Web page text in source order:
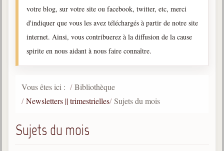
But des manifestations spirites
Esprits
Médiums
Les hommes
Allan Kardec
Léon Denis
1846-1927
votre blog, sur votre site ou facebook, twitter, etc, merci
d'indiquer que vous les avez téléchargés à partir de notre site
internet. Ainsi, vous contribuerez à la diffusion de la cause
spirite en nous aidant à nous faire connaître.
Vous êtes ici :
Bibliothèque
Newsletters || trimestrielles Sujets du mois
Sujets du mois